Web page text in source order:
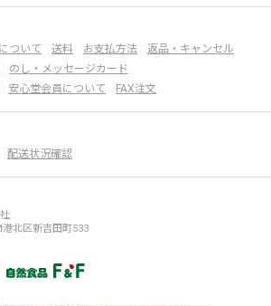
ついて 送料 お支払方法
返品・キャンセル
のし・メッセージカード
安心堂会員について FAX注文
配送状況確認
港北区新吉田町533